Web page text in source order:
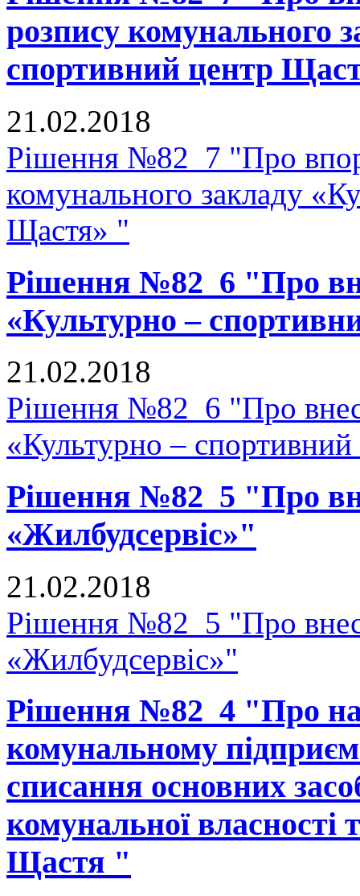
розпису комунального
спортивний центр
21.02.2018
Рішення №82_7 "Про
комунального закладу
Щастя» "
Рішення №82_6 "Про
«Культурно –
21.02.2018
Рішення №82_6 "Про
«Культурно –
Рішення №82_5 "Про
«Жилбудсервіс»"
21.02.2018
Рішення №82_5 "Про
«Жилбудсервіс»"
Рішення №82_4 "Про
комунальному
списання основних
комунальної власності
Щастя "